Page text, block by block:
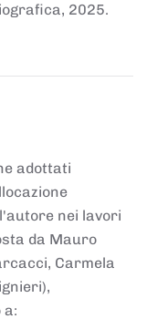
2025.
adottati
nei lavori
da Mauro
Carmela
a: